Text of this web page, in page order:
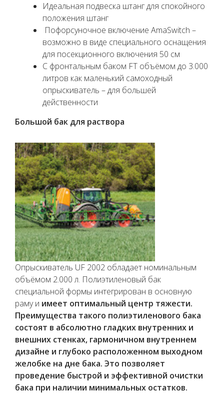
Идеальная подвеска штанг для спокойного
положения штанг
Пофорсуночное включение AmaSwitch –
возможно в виде специального оснащения
для посекционного включения 50 см
С фронтальным баком FT объёмом до 3.000
литров как маленький самоходный
опрыскиватель – для большей
действенности
Большой бак для раствора
Опрыскиватель UF 2002 обладает номинальным
объёмом 2.000 л. Полиэтиленовый бак
специальной формы интегрирован в основную
раму и имеет оптимальный центр тяжести.
Преимущества такого полиэтиленового бака
состоят в абсолютно гладких внутренних и
внешних стенках, гармоничном внутреннем
дизайне и глубоко расположенном выходном
желобке на дне бака. Это позволяет
проведение быстрой и эффективной очистки
бака при наличии минимальных остатков.